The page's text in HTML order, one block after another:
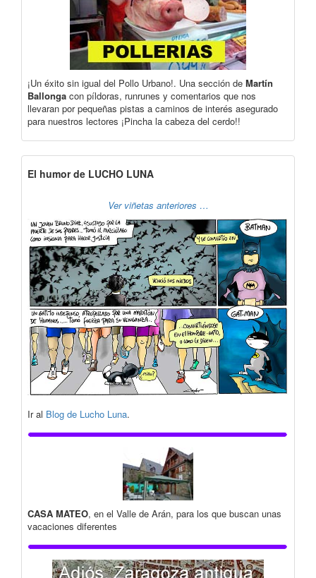
¡Un éxito sin igual del Pollo Urbano!. Una sección de Martín
Ballonga con píldoras, runrunes y comentarios que nos
llevaran por pequeñas pistas a caminos de interés asegurado
para nuestros lectores ¡Pincha la cabeza del cerdo!!
El humor de LUCHO LUNA
Ver viñetas anteriores …
Ir al Blog de Lucho Luna.
CASA MATEO, en el Valle de Arán, para los que buscan unas
vacaciones diferentes